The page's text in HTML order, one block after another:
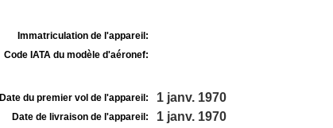
Immatriculation de l'appareil:
Code IATA du modèle d'aéronef:
Date du premier vol de l'appareil: 1 janv. 1970
Date de livraison de l'appareil: 1 janv. 1970